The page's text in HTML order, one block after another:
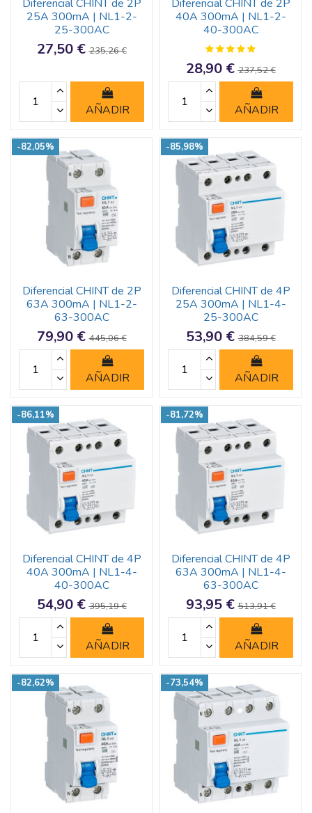
Diferencial CHINT de 2P
25A 300mA | NL1-2-
25-300AC
27,50 €235,26 €
AÑADIR
Diferencial CHINT de 2P
40A 300mA | NL1-2-
40-300AC
28,90 €237,52 €
AÑADIR
-82,05%
Diferencial CHINT de 2P
63A 300mA | NL1-2-
63-300AC
79,90 €445,06 €
AÑADIR
-85,98%
Diferencial CHINT de 4P
25A 300mA | NL1-4-
25-300AC
53,90 €384,59 €
AÑADIR
-86,11%
Diferencial CHINT de 4P
40A 300mA | NL1-4-
40-300AC
54,90 €395,19 €
AÑADIR
-81,72%
Diferencial CHINT de 4P
63A 300mA | NL1-4-
63-300AC
93,95 €513,91 €
AÑADIR
-82,62% -73,54%